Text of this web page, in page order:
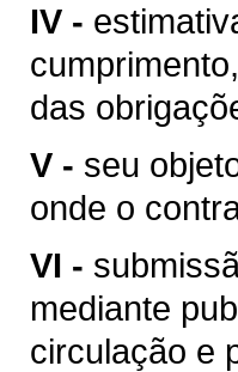
IV -
das
V - seu
onde o
VI -
mediante
circulação e